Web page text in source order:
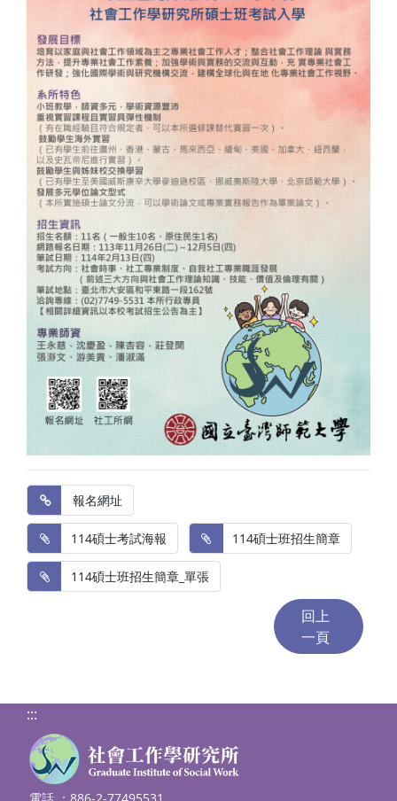
報名網址
114碩士考試海報 114碩士班招生簡章
114碩士班招生簡章_單張
:::
電話 ：886-2-77495531